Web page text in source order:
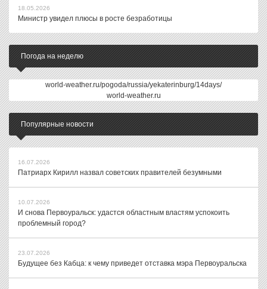
18.05.2026
Министр увидел плюсы в росте безработицы
Погода на неделю
world-weather.ru/pogoda/russia/yekaterinburg/14days/
world-weather.ru
Популярные новости
16.07.2026
Патриарх Кирилл назвал советских правителей безумными
10.07.2026
И снова Первоуральск: удастся областным властям успокоить
проблемный город?
23.07.2026
Будущее без Кабца: к чему приведет отставка мэра Первоуральска